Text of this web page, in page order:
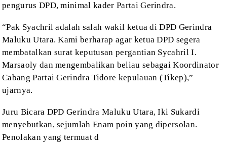
pengurus DPD, minimal kader PartaiGerindra.
“Pak Syachril adalah salah wakil ketua di DPD Gerindra
Maluku Utara. Kami berharap agar ketua DPD segera
membatalkan surat keputusan pergantian Sycahril I.
Marsaoly danmengembalikan beliau sebagai Koordinator
Cabang Partai Gerindra Tidore kepulauan (Tikep),”
ujarnya.
Juru Bicara DPD Gerindra Maluku Utara, Iki Sukardi
menyebutkan, sejumlah Enam poin yang dipersolan.
Penolakan yang termuat d